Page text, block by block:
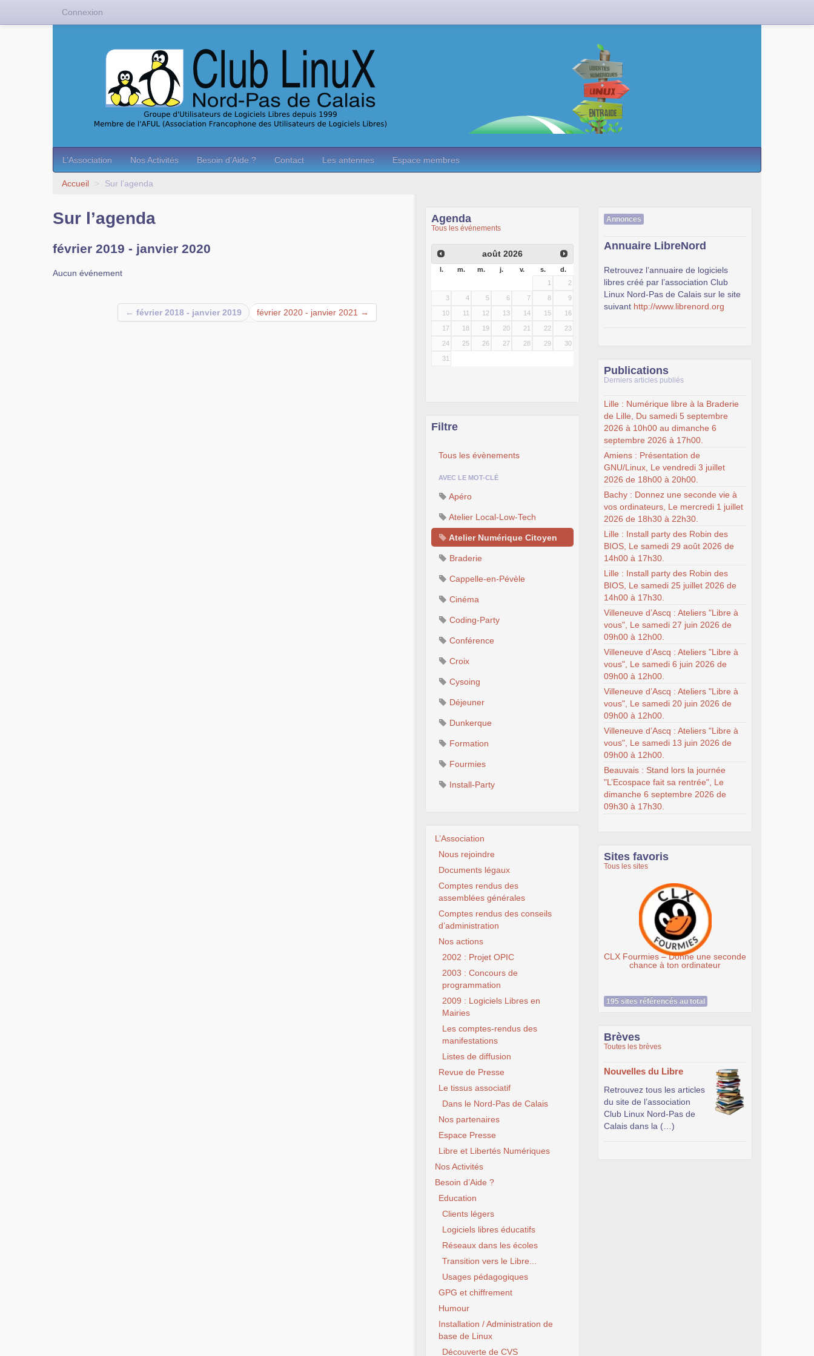
L’Association Nos Activités Besoin d’Aide ? Contact Les antennes Espace membres
Accueil > Sur l’agenda
Sur l’agenda
février 2019 - janvier 2020
Aucun événement
← février 2018 - janvier 2019 février 2020 - janvier 2021 →
Agenda
Tous les événements
août 2026
l. m. m. j. v. s.
d.
1
2
3 4 5 6 7 8 9
10 11 12 13 14 15 16
17 18 19 20 21 22 23
24 25 26 27 28 29 30
31
Filtre
Tous les évènements
AVEC LE MOT-CLÉ
Apéro
Atelier Local-Low-Tech
Atelier Numérique Citoyen
Braderie
Cappelle-en-Pévèle
Cinéma
Coding-Party
Conférence
Croix
Cysoing
Déjeuner
Dunkerque
Formation
Fourmies
Install-Party
L’Association
Nous rejoindre
Documents légaux
Comptes rendus des
assemblées générales
Comptes rendus des conseils
d’administration
Nos actions
2002 : Projet OPIC
2003 : Concours de
programmation
2009 : Logiciels Libres en
Mairies
Les comptes-rendus des
manifestations
Listes de diffusion
Revue de Presse
Le tissus associatif
Dans le Nord-Pas de Calais
Nos partenaires
Espace Presse
Libre et Libertés Numériques
Nos Activités
Besoin d’Aide ?
Education
Clients légers
Logiciels libres éducatifs
Réseaux dans les écoles
Transition vers le Libre...
Usages pédagogiques
GPG et chiffrement
Humour
Installation / Administration de
base de Linux
Découverte de CVS
Annonces
Annuaire LibreNord
Retrouvez l’annuaire de logiciels
libres créé par l’association Club
Linux Nord-Pas de Calais sur le site
suivant http://www.librenord.org
Publications
Derniers articles publiés
Lille : Numérique libre à la Braderie
de Lille, Du samedi 5 septembre
2026 à 10h00 au dimanche 6
septembre 2026 à 17h00.
Amiens : Présentation de
GNU/Linux, Le vendredi 3 juillet
2026 de 18h00 à 20h00.
Bachy : Donnez une seconde vie à
vos ordinateurs, Le mercredi 1 juillet
2026 de 18h30 à 22h30.
Lille : Install party des Robin des
BIOS, Le samedi 29 août 2026 de
14h00 à 17h30.
Lille : Install party des Robin des
BIOS, Le samedi 25 juillet 2026 de
14h00 à 17h30.
Villeneuve d’Ascq : Ateliers "Libre à
vous", Le samedi 27 juin 2026 de
09h00 à 12h00.
Villeneuve d’Ascq : Ateliers "Libre à
vous", Le samedi 6 juin 2026 de
09h00 à 12h00.
Villeneuve d’Ascq : Ateliers "Libre à
vous", Le samedi 20 juin 2026 de
09h00 à 12h00.
Villeneuve d’Ascq : Ateliers "Libre à
vous", Le samedi 13 juin 2026 de
09h00 à 12h00.
Beauvais : Stand lors la journée
"L’Ecospace fait sa rentrée", Le
dimanche 6 septembre 2026 de
09h30 à 17h30.
Sites favoris
Tous les sites
CLX Fourmies – Donne une seconde
chance à ton ordinateur
Association Éthiciel
195 sites référencés au total
Brèves
Toutes les brèves
Nouvelles du Libre
Retrouvez tous les articles
du site de l’association
Club Linux Nord-Pas de
Calais dans la (…)
Connexion